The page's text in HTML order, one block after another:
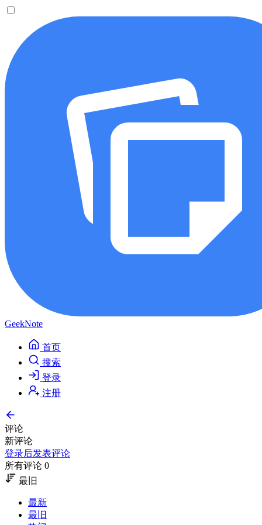
GeekNote
首页
搜索
登录
注册
评论
新评论
登录后发表评论
所有评论 0
最旧
最新
最旧